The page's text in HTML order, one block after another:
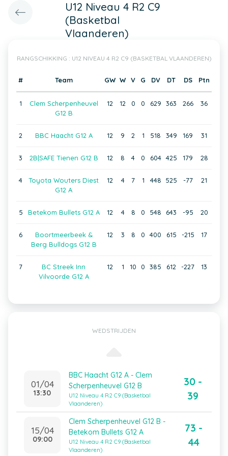
U12 Niveau 4 R2 C9
(Basketbal
Vlaanderen)
RANGSCHIKKING : U12 NIVEAU 4 R2 C9 (BASKETBAL VLAANDEREN)
# Team GW W V G DV DT DS Ptn
1
Clem Scherpenheuvel
G12 B
12 12 0 0 629 363 266 36
2 BBC Haacht G12 A 12 9 2 1 518 349 169 31
3 2B|SAFE Tienen G12 B 12 8 4 0 604 425 179 28
4
Toyota Wouters Diest
G12 A
12 4 7 1 448 525 -77 21
5 Betekom Bullets G12 A 12 4 8 0 548 643 -95 20
6
Boortmeerbeek &
Berg Bulldogs G12 B
12 3 8 0 400 615 -215 17
7
BC Streek Inn
Vilvoorde G12 A
12 1 10 0 385 612 -227 13
WEDSTRIJDEN
01/04
13:30
BBC Haacht G12 A - Clem
Scherpenheuvel G12 B
U12 Niveau 4 R2 C9 (Basketbal
Vlaanderen)
30 -
39
15/04
09:00
Clem Scherpenheuvel G12 B -
Betekom Bullets G12 A
U12 Niveau 4 R2 C9 (Basketbal
Vlaanderen)
73 -
44